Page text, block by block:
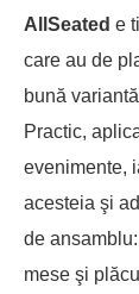
AllSeated e
care au de
bună
Practic,
evenimente,
acesteia şi
de
mese şi